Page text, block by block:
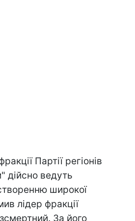
Партії регіонів
дійсно ведуть
широкої
лідер фракції
За його